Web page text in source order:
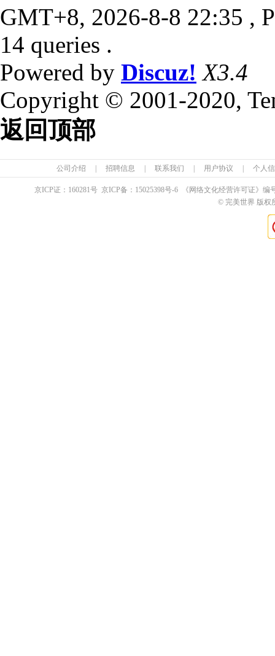
GMT+8, 2026-8-8 22:35 ,
14 queries .
Powered by Discuz! X3.4
Copyright © 2001-2020,
返回顶部
公司介绍 招聘信息 联系我们 用户协议 个人
京ICP证： 160281号 京ICP备： 15025398号-6 《网络文化经营许可证》编
© 完美世界 版权